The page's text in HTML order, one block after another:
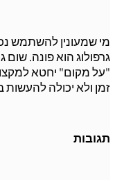
מי שמעונין להשתמש
גרפולוג הוא פונה. שום
"על מקום" יחטא
זמן ולא יכולה להעשות
תגובות